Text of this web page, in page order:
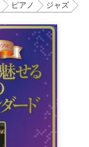
ピアノ ジャズ